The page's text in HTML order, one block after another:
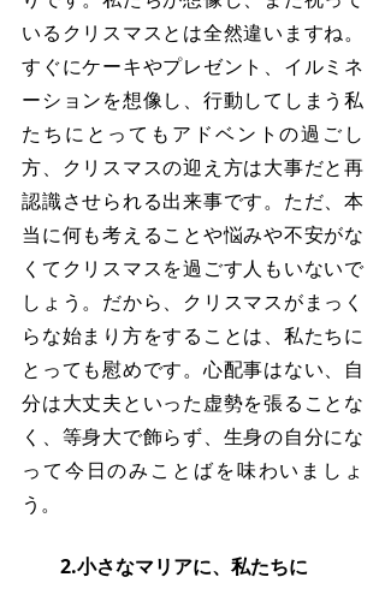
いるクリスマスとは全然違いますね。
すぐにケーキやプレゼント、イルミネ
ーションを想像し、行動してしまう私
たちにとってもアドベントの過ごし
方、クリスマスの迎え方は大事だと再
認識させられる出来事です。ただ、本
当に何も考えることや悩みや不安がな
くてクリスマスを過ごす人もいないで
しょう。だから、クリスマスがまっく
らな始まり方をすることは、私たちに
とっても慰めです。心配事はない、自
分は大丈夫といった虚勢を張ることな
く、等身大で飾らず、生身の自分にな
って今日のみことばを味わいましょ
う。
2.小さなマリアに、私たちに